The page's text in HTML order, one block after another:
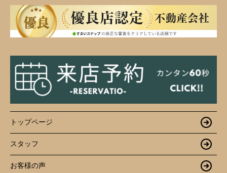
トップページ
スタッフ
お客様の声